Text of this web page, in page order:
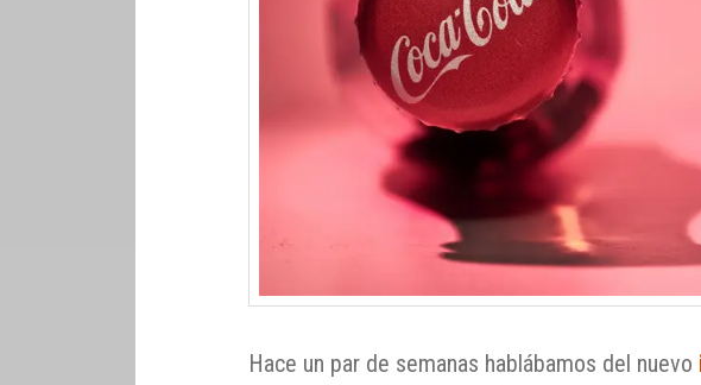
Hace un par de semanas hablábamos del nuevo